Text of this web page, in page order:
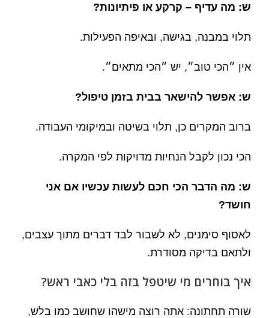
ש: מה עדיף – קרקע או פיתיונות?
תלוי במבנה, בגישה, ובאיפה הפעילות.
אין ״הכי טוב״, יש ״הכי מתאים״.
ש: אפשר להישאר בבית בזמן טיפול?
ברוב המקרים כן, תלוי בשיטה ובמיקומי העבודה.
הכי נכון לקבל הנחיות מדויקות לפי המקרה.
ש: מה הדבר הכי חכם לעשות עכשיו אם אני
חושד?
לאסוף סימנים, לא לשבור לבד דברים מתוך עצבים,
ולתאם בדיקה מסודרת.
איך בוחרים מי שיטפל בזה בלי כאבי ראש?
שורה תחתונה: אתה רוצה מישהו שחושב כמו בלש,